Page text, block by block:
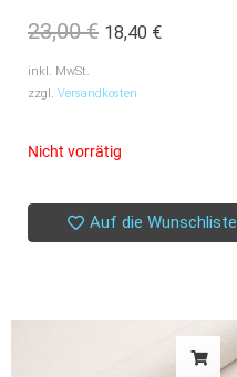
23,00€
war:
18,40 €
inkl. MwSt.
zzgl. Versandkosten
Nicht vorrätig
Auf die Wunschliste